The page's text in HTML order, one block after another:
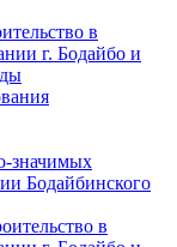
в
г. Бодайбо и
значимых
Бодайбинского
в